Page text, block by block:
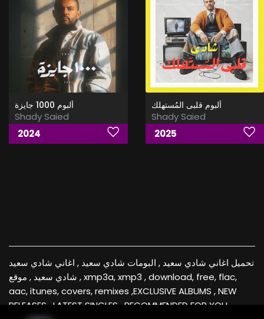
ألبوم 1000 جايزة
Shady Saied
2024
ألبوم قلبى المُستهلك
Shady Saied
2025
تحميل اغاني شادي سعيد , البومات شادي سعيد , اغاني شادي سعيد
, شادي سعيد , موقع xmp3a, xmp3 , download, free, flac,
aac, itunes, covers, remixes ,EXCLUSIVE ALBUMS , NEW
RELEASES , LATEST SINGLES , RECOMMENDED FOR YOU ,